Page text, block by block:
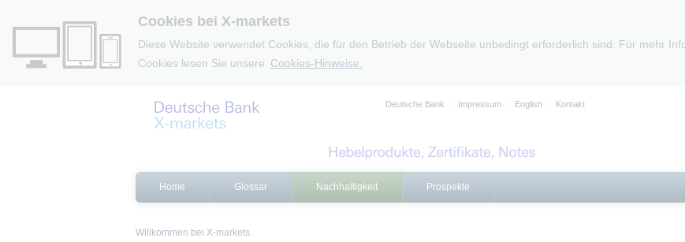
Cookies bei X-markets
Diese Website verwendet Cookies, die für den Betrieb der Webseite unbedingt erforderlich sind. Für mehr
Cookies lesen Sie unsere Cookies-Hinweise.
Deutsche Bank Impressum English Kontakt
Home Glossar Nachhaltigkeit Prospekte
Willkommen bei X-markets.